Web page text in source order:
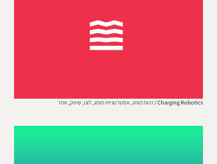
Charging Robotics / זהות מותג, אסטרטגיית מותג, לוגו, שיווק, אתר